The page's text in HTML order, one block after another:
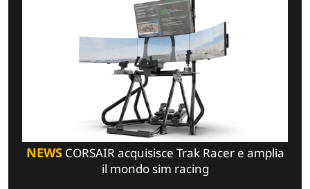
NEWSCORSAIR acquisisce Trak Racer e amplia
il mondo sim racing